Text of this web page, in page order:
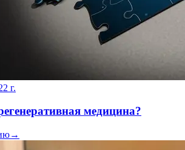
г.
медицина?
→